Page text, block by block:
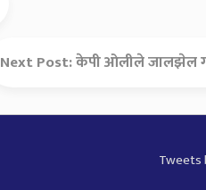
Next Post:केपी ओलीले जालझेल
Tweets